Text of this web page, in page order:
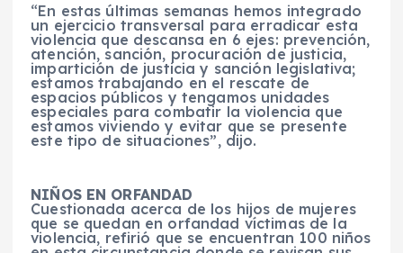
“En estas últimas semanas hemos integrado
un ejercicio transversal para erradicar esta
violencia que descansa en 6 ejes: prevención,
atención, sanción, procuración de justicia,
impartición de justicia y sanción legislativa;
estamos trabajando en el rescate de
espacios públicos y tengamos unidades
especiales para combatir la violencia que
estamos viviendo y evitar que se presente
este tipo de situaciones”, dijo.
NIÑOS EN ORFANDAD
Cuestionada acerca de los hijos de mujeres
que se quedan en orfandad víctimas de la
violencia, refirió que se encuentran 100 niños